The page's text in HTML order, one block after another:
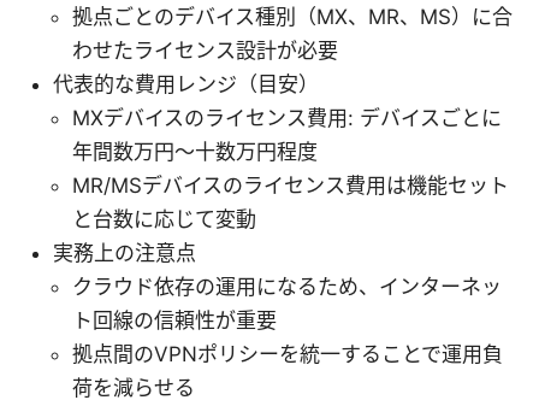
拠点ごとのデバイス種別（MX、MR、MS）に合
わせたライセンス設計が必要
代表的な費用レンジ（目安）
MXデバイスのライセンス費用: デバイスごとに
年間数万円〜十数万円程度
MR/MSデバイスのライセンス費用は機能セット
と台数に応じて変動
実務上の注意点
クラウド依存の運用になるため、インターネッ
ト回線の信頼性が重要
拠点間のVPNポリシーを統一することで運用負
荷を減らせる